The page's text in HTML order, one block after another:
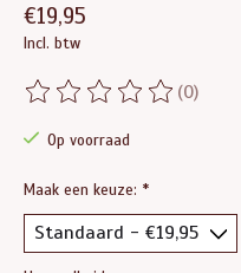
€19,95
Incl. btw
De beoordeling van dit
(0)
Op voorraad
Maak een keuze: *